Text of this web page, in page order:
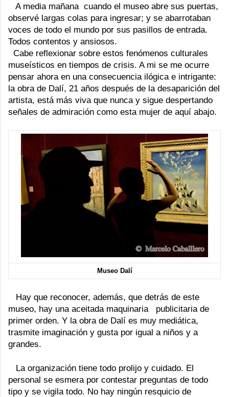
A media mañana cuando el museo abre sus puertas,
observé largas colas para ingresar; y se abarrotaban
voces de todo el mundo por sus pasillos de entrada.
Todos contentos y ansiosos.
Cabe reflexionar sobre estos fenómenos culturales
museísticos en tiempos de crisis. A mi se me ocurre
pensar ahora en una consecuencia ilógica e intrigante:
la obra de Dalí, 21 años después de la desaparición del
artista, está más viva que nunca y sigue despertando
señales de admiración como esta mujer de aquí abajo.
Museo Dalí
Hay que reconocer, además, que detrás de este
museo, hay una aceitada maquinaria publicitaria de
primer orden. Y la obra de Dalí es muy mediática,
trasmite imaginación y gusta por igual a niños y a
grandes.
La organización tiene todo prolijo y cuidado. El
personal se esmera por contestar preguntas de todo
tipo y se vigila todo. No hay ningún resquicio de